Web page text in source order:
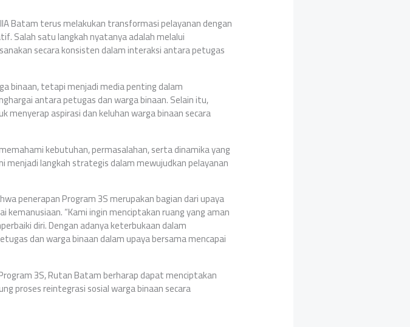
Batam terus melakukan transformasi pelayanan dengan
Salah satu langkah nyatanya adalah melalui
secara konsisten dalam interaksi antara petugas
binaan, tetapi menjadi media penting dalam
antara petugas dan warga binaan. Selain itu,
aspirasi dan keluhan warga binaan secara
kebutuhan, permasalahan, serta dinamika yang
menjadi langkah strategis dalam mewujudkan pelayanan
penerapan Program 3S merupakan bagian dari upaya
“Kami ingin menciptakan ruang yang aman
diri. Dengan adanya keterbukaan dalam
dan warga binaan dalam upaya bersama mencapai
3S, Rutan Batam berharap dapat menciptakan
proses reintegrasi sosial warga binaan secara